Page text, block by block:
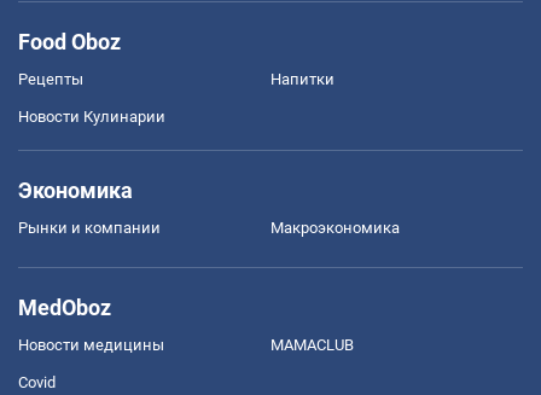
Food Oboz
Рецепты Напитки
Новости Кулинарии
Экономика
Рынки и компании Mакроэкономика
MedOboz
Новости медицины MAMACLUB
Covid